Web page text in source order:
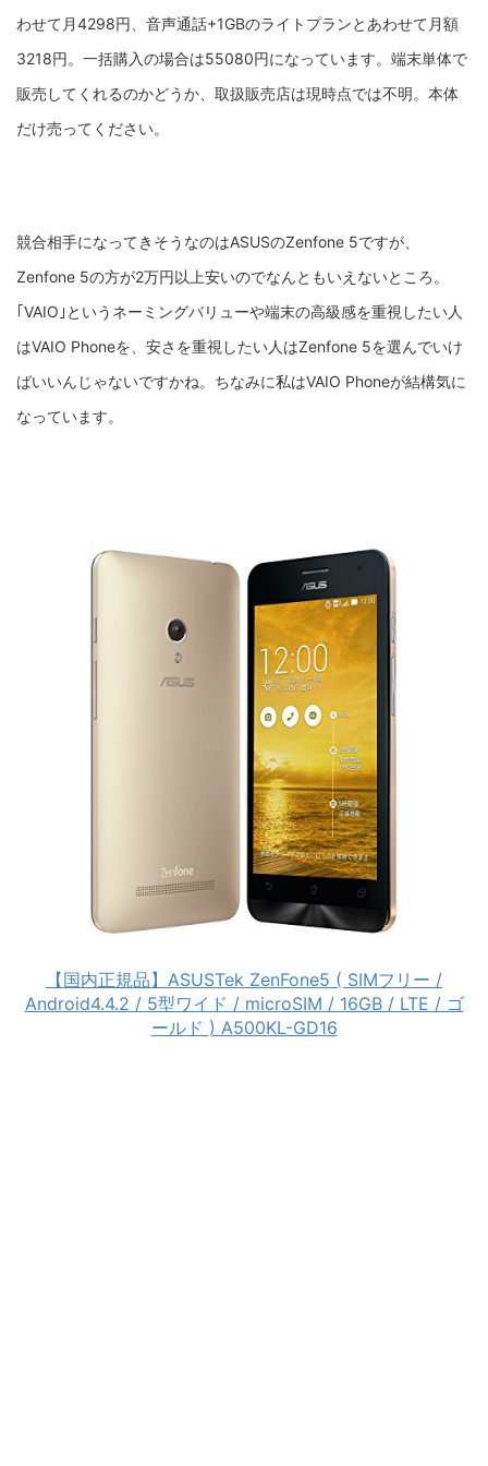
わせて月4298円、音声通話+1GBのライトプランとあわせて月額
3218円。一括購入の場合は55080円になっています。端末単体で
販売してくれるのかどうか、取扱販売店は現時点では不明。本体
だけ売ってください。
競合相手になってきそうなのはASUSのZenfone 5ですが、
Zenfone 5の方が2万円以上安いのでなんともいえないところ。
｢VAIO｣というネーミングバリューや端末の高級感を重視したい人
はVAIO Phoneを、安さを重視したい人はZenfone 5を選んでいけ
ばいいんじゃないですかね。ちなみに私はVAIO Phoneが結構気に
なっています。
【国内正規品】ASUSTek ZenFone5 ( SIMフリー /
Android4.4.2 / 5型ワイド / microSIM / 16GB / LTE / ゴ
ールド ) A500KL-GD16